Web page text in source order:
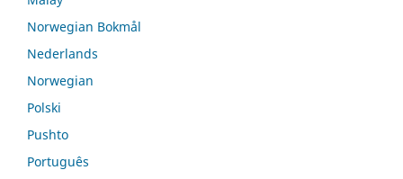
Norwegian Bokmål
Nederlands
Norwegian
Polski
Pushto
Português